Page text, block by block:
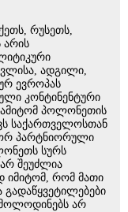
რუსეთს,
არის
ადგილი,
ევროპას
კონტინენტური
პოლონეთის
საქართველოსთან
პარტნიორული
სურს
შეუძლია
იმიტომ, რომ მათი
არ